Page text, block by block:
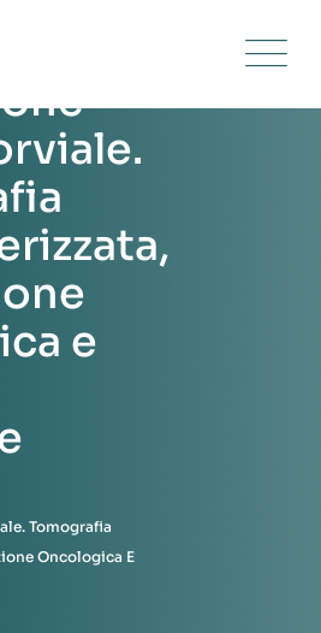
e
Tomografia
Oncologica E